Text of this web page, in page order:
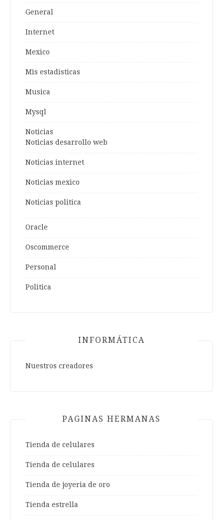
General
Internet
Mexico
Mis estadisticas
Musica
Mysql
Noticias
Noticias desarrollo web
Noticias internet
Noticias mexico
Noticias politica
Oracle
Oscommerce
Personal
Politica
INFORMÁTICA
Nuestros creadores
PAGINAS HERMANAS
Tienda de celulares
Tienda de celulares
Tienda de joyeria de oro
Tienda estrella